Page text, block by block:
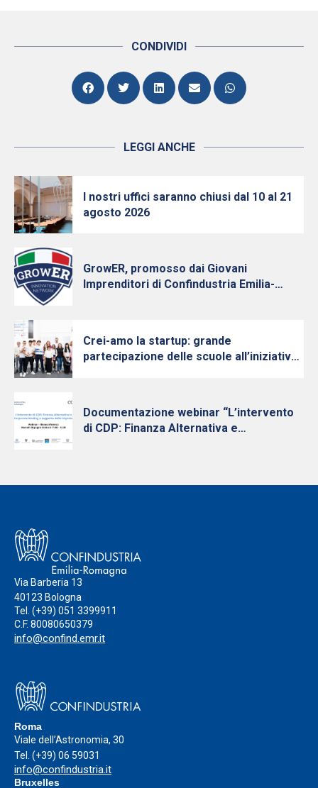
CONDIVIDI
LEGGI ANCHE
I nostri uffici saranno chiusi dal 10 al 21
agosto 2026
GrowER, promosso dai Giovani
Imprenditori di Confindustria Emilia-
Crei-amo la startup: grande
partecipazione delle scuole all’iniziativa
Documentazione webinar “L’intervento
di CDP: Finanza Alternativa e
Via Barberia 13
40123 Bologna
Tel. (+39) 051 3399911
C.F. 80080650379
info@confind.emr.it
Roma
Viale dell’Astronomia, 30
Tel. (+39) 06 59031
info@confindustria.it
Bruxelles